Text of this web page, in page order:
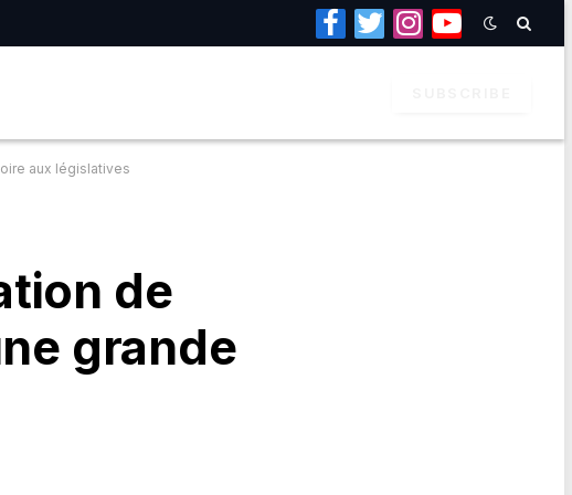
Facebook
TwitterInstagramYouTube
aux législatives
de
grande